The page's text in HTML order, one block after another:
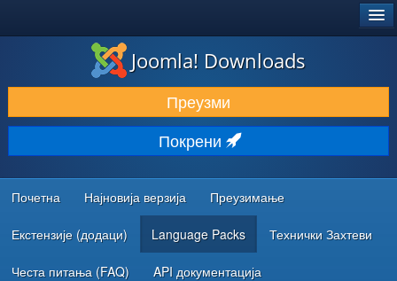
ПРЕУЗИМАЊЕ И ПРОШИРЕЊА (ЕКСТЕНЗИЈЕ)
ОТКРИЈТЕ И НАУЧИТЕ
ЗАЈЕДНИЦА И ПОДРШКА
РЕСУРСИ ЗА РАЗВОЈ
Joomla! Downloads
Преузми
Покрени
Почетна Најновија верзија Преузимање
Екстензије (додаци) Language Packs Технички Захтеви
Честа питања (FAQ) API документација